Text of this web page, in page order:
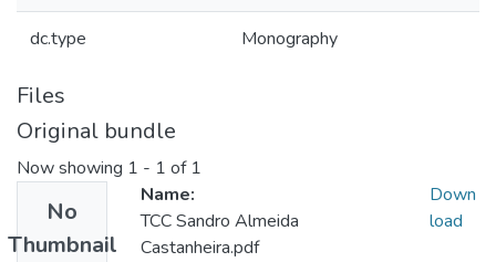
dc.type Monography
Files
Original bundle
Now showing 1 - 1 of 1
No
Thumbnail
Name:
TCC Sandro Almeida
Castanheira.pdf
Down
load